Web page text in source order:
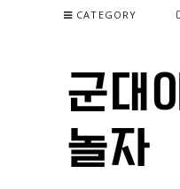
CATEGORY